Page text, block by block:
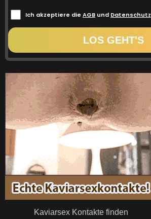
Ich akzeptiere die AGB und Datenschutz
Kaviarsex Kontakte finden